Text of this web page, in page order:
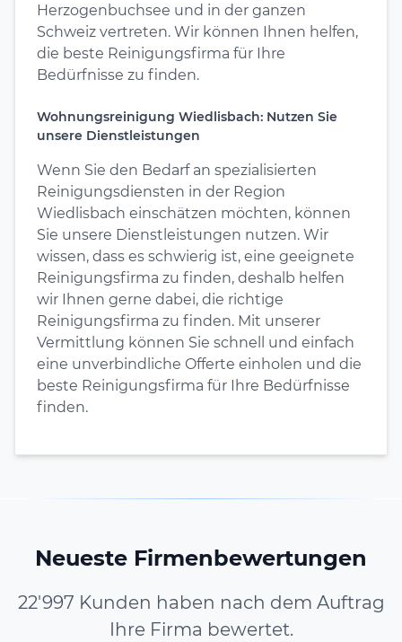
Herzogenbuchsee und in der ganzen
Schweiz vertreten. Wir können Ihnen helfen,
die beste Reinigungsfirma für Ihre
Bedürfnisse zu finden.
Wohnungsreinigung Wiedlisbach: Nutzen Sie
unsere Dienstleistungen
Wenn Sie den Bedarf an spezialisierten
Reinigungsdiensten in der Region
Wiedlisbach einschätzen möchten, können
Sie unsere Dienstleistungen nutzen. Wir
wissen, dass es schwierig ist, eine geeignete
Reinigungsfirma zu finden, deshalb helfen
wir Ihnen gerne dabei, die richtige
Reinigungsfirma zu finden. Mit unserer
Vermittlung können Sie schnell und einfach
eine unverbindliche Offerte einholen und die
beste Reinigungsfirma für Ihre Bedürfnisse
finden.
Neueste Firmenbewertungen
22'997 Kunden haben nach dem Auftrag
Ihre Firma bewertet.